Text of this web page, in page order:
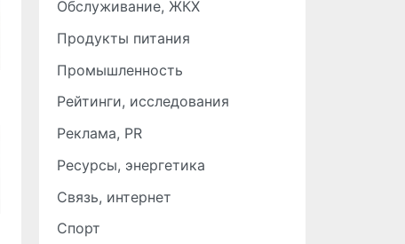
Обслуживание, ЖКХ
Продукты питания
Промышленность
Рейтинги, исследования
Реклама, PR
Ресурсы, энергетика
Связь, интернет
Спорт